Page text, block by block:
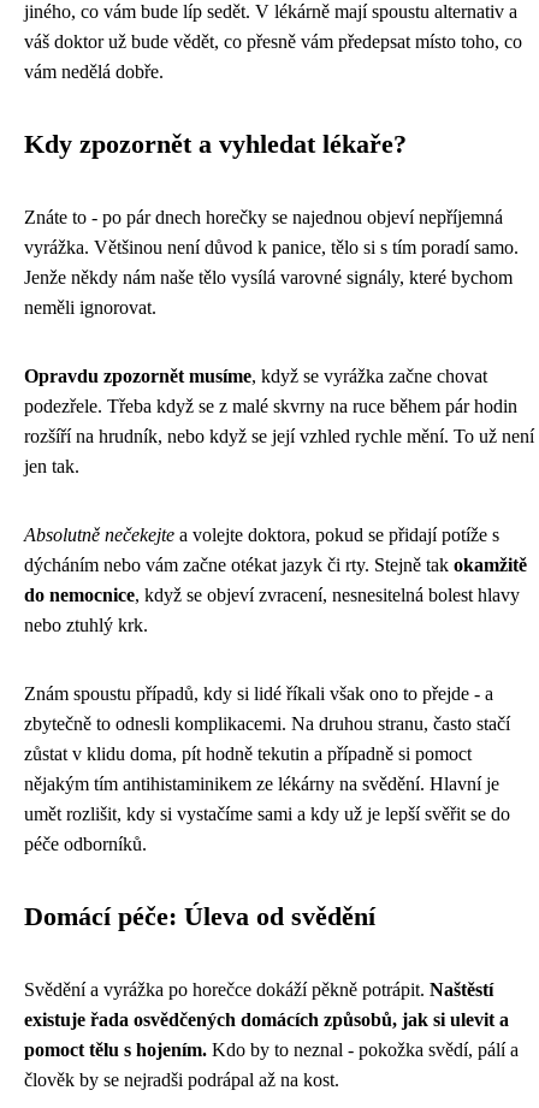
jiného, co vám bude líp sedět. V lékárně mají spoustu alternativ a
váš doktor už bude vědět, co přesně vám předepsat místo toho, co
vám nedělá dobře.
Kdy zpozornět a vyhledat lékaře?
Znáte to - po pár dnech horečky se najednou objeví nepříjemná
vyrážka. Většinou není důvod k panice, tělo si s tím poradí samo.
Jenže někdy nám naše tělo vysílá varovné signály, které bychom
neměli ignorovat.
Opravdu zpozornět musíme, když se vyrážka začne chovat
podezřele. Třeba když se z malé skvrny na ruce během pár hodin
rozšíří na hrudník, nebo když se její vzhled rychle mění. To už není
jen tak.
Absolutně nečekejte a volejte doktora, pokud se přidají potíže s
dýcháním nebo vám začne otékat jazyk či rty. Stejně tak okamžitě
do nemocnice, když se objeví zvracení, nesnesitelná bolest hlavy
nebo ztuhlý krk.
Znám spoustu případů, kdy si lidé říkali však ono to přejde - a
zbytečně to odnesli komplikacemi. Na druhou stranu, často stačí
zůstat v klidu doma, pít hodně tekutin a případně si pomoct
nějakým tím antihistaminikem ze lékárny na svědění. Hlavní je
umět rozlišit, kdy si vystačíme sami a kdy už je lepší svěřit se do
péče odborníků.
Domácí péče: Úleva od svědění
Svědění a vyrážka po horečce dokáží pěkně potrápit. Naštěstí
existuje řada osvědčených domácích způsobů, jak si ulevit a
pomoct tělu s hojením. Kdo by to neznal - pokožka svědí, pálí a
člověk by se nejradši podrápal až na kost.